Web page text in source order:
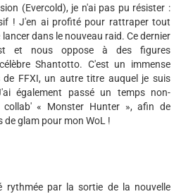
(Evercold), je n'ai pas pu résister :
! J'en ai profité pour rattraper tout
dans le nouveau raid. Ce dernier
et nous oppose à des figures
Shantotto. C'est un immense
de FFXI, un autre titre auquel je suis
également passé un temps non-
collab' « Monster Hunter », afin de
de glam pour mon WoL !
rythmée par la sortie de la nouvelle